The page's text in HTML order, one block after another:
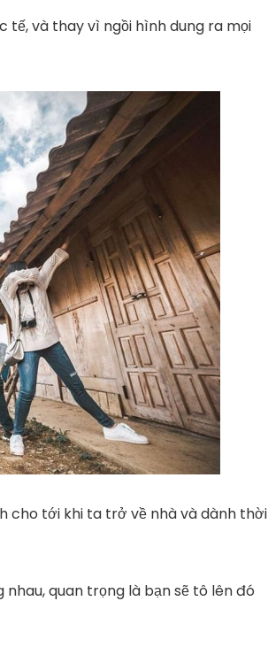
tế, và thay vì ngồi hình dung ra mọi
cho tới khi ta trở về nhà và dành thời
quan trọng là bạn sẽ tô lên đó